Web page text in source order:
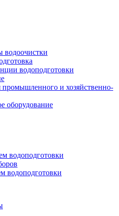
водоочистки
водоподготовки
и хозяйственно-
оборудование
водоподготовки
водоподготовки